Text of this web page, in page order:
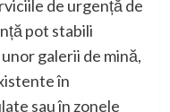
de urgență de
pot stabili
galerii de mină,
în
sau în zonele